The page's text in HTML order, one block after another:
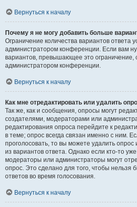
Вернуться к началу
Почему я не могу добавить больше
Ограничение количества вариантов ответа
администратором конференции. Если вам
вариантов, превышающее это ограничение,
администратором конференции.
Вернуться к началу
Как мне отредактировать или удалить
Так же, как и сообщения, опросы могут
создателями, модераторами или
редактирования опроса перейдите к
в теме; опрос всегда связан именно с ним.
проголосовать, то вы можете удалить
из вариантов ответа. Однако если кто-то
модераторы или администраторы могут
опрос. Это сделано для того, чтобы нельзя
ответов во время голосования.
Вернуться к началу